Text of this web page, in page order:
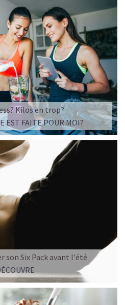
Kilos en trop?
EST FAITE POUR MOI?
son Six Pack avant l'été